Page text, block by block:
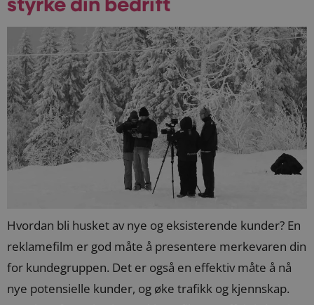
Hvordan bli husket av nye og eksisterende kunder? En
reklamefilm er god måte å presentere merkevaren din
for kundegruppen. Det er også en effektiv måte å nå
nye potensielle kunder, og øke trafikk og kjennskap.